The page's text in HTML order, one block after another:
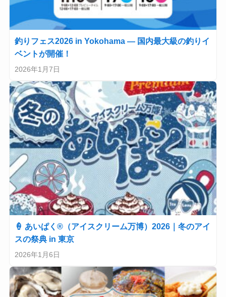
釣りフェス2026 in Yokohama — 国内最大級の釣りイ
ベントが開催！
2026年1月7日
🍦 あいぱく®（アイスクリーム万博）2026｜冬のアイ
スの祭典 in 東京
2026年1月6日